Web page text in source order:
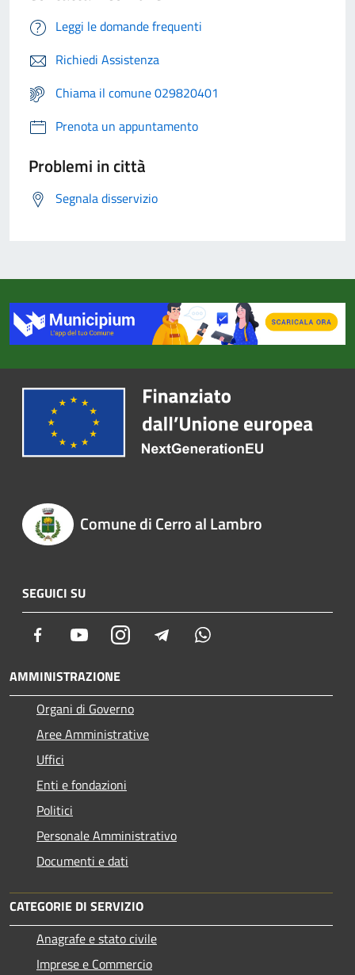
Leggi le domande frequenti
Richiedi Assistenza
Chiama il comune 029820401
Prenota un appuntamento
Problemi in città
Segnala disservizio
Comune di Cerro al Lambro
SEGUICI SU
Facebook YoutubeInstagram Telegram
AMMINISTRAZIONE
Organi di Governo
Aree Amministrative
Uffici
Enti e fondazioni
Politici
Personale Amministrativo
Documenti e dati
CATEGORIE DI SERVIZIO
Anagrafe e stato civile
Imprese e Commercio